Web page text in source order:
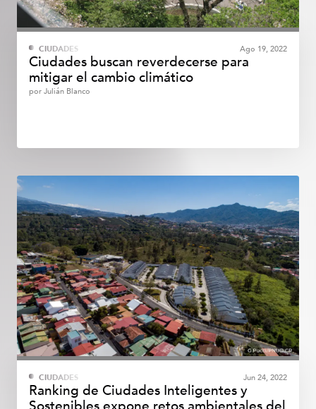
CIUDADES Ago 19, 2022
Ciudades buscan reverdecerse para
mitigar el cambio climático
por Julián Blanco
CIUDADES Jun 24, 2022
Ranking de Ciudades Inteligentes y